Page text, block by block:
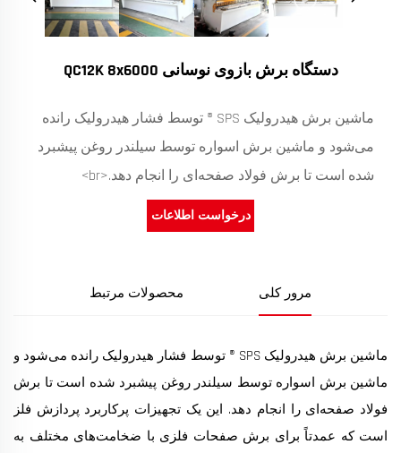
دستگاه برش بازوی نوسانی QC12K 8x6000
ماشین برش هیدرولیک SPS ® توسط فشار هیدرولیک رانده
می‌شود و ماشین برش اسواره توسط سیلندر روغن پیشبرد
شده است تا برش فولاد صفحه‌ای را انجام دهد.<br>
درخواست اطلاعات
مرور کلی محصولات مرتبط
ماشین برش هیدرولیک SPS ® توسط فشار هیدرولیک رانده می‌شود و
ماشین برش اسواره توسط سیلندر روغن پیشبرد شده است تا برش
فولاد صفحه‌ای را انجام دهد. این یک تجهیزات پرکاربرد پردازش فلز
است که عمدتاً برای برش صفحات فلزی با ضخامت‌های مختلف به